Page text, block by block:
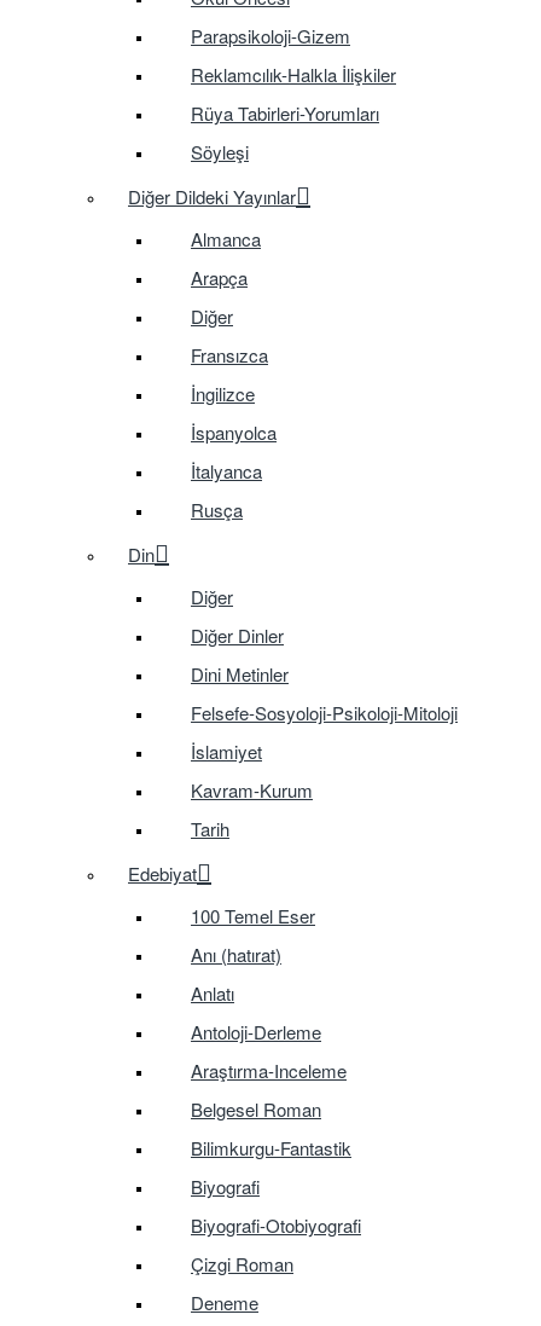
Parapsikoloji-Gizem
Reklamcılık-Halkla İlişkiler
Rüya Tabirleri-Yorumları
Söyleşi
Diğer Dildeki Yayınlar
Almanca
Arapça
Diğer
Fransızca
İngilizce
İspanyolca
İtalyanca
Rusça
Din
Diğer
Diğer Dinler
Dini Metinler
Felsefe-Sosyoloji-Psikoloji-Mitoloji
İslamiyet
Kavram-Kurum
Tarih
Edebiyat
100 Temel Eser
Anı (hatırat)
Anlatı
Antoloji-Derleme
Araştırma-Inceleme
Belgesel Roman
Bilimkurgu-Fantastik
Biyografi
Biyografi-Otobiyografi
Çizgi Roman
Deneme